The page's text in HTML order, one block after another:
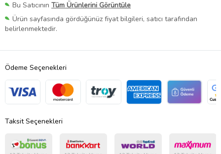
Bu Satıcının Tüm Ürünlerini Görüntüle
Ürün sayfasında gördüğünüz fiyat bilgileri, satıcı tarafından
belirlenmektedir.
Ödeme Seçenekleri
Taksit Seçenekleri